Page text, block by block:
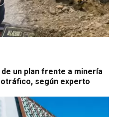
un plan frente a minería
según experto